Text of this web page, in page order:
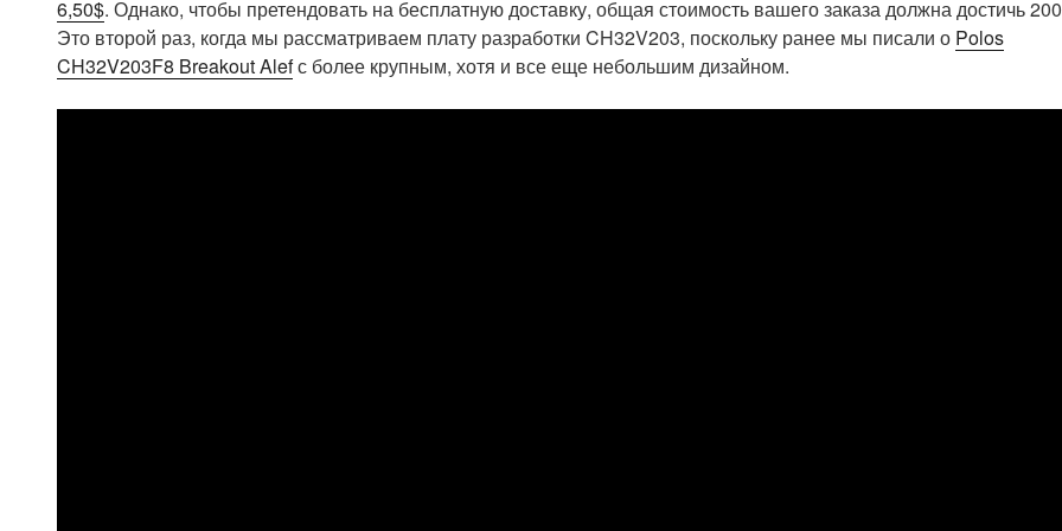
6,50$. Однако, чтобы претендовать на бесплатную доставку, общая стоимость вашего заказа должна достичь
Это второй раз, когда мы рассматриваем плату разработки CH32V203, поскольку ранее мы писали о Polos
CH32V203F8 Breakout Alefс более крупным, хотя и все еще небольшим дизайном.